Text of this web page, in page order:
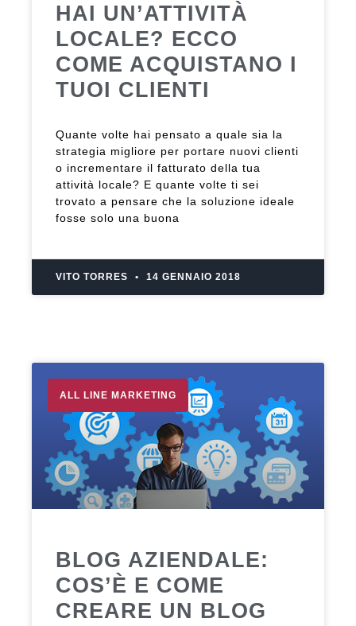
HAI UN’ATTIVITÀ
LOCALE? ECCO
COME ACQUISTANO I
TUOI CLIENTI
Quante volte hai pensato a quale sia la
strategia migliore per portare nuovi clienti
o incrementare il fatturato della tua
attività locale? E quante volte ti sei
trovato a pensare che la soluzione ideale
fosse solo una buona
VITO TORRES 14 GENNAIO 2018
ALL LINE MARKETING
BLOG AZIENDALE:
COS’È E COME
CREARE UN BLOG